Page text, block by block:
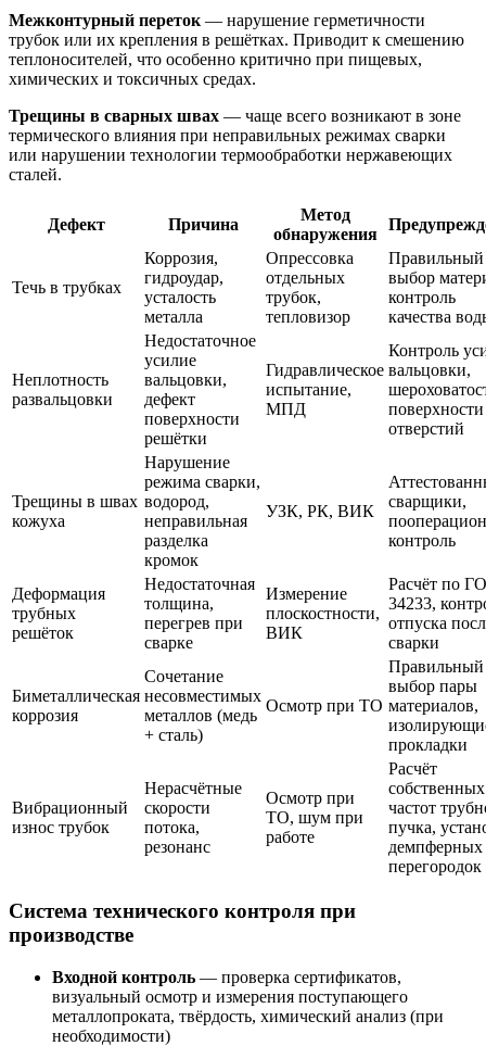
Межконтурный переток — нарушение герметичности
трубок или их крепления в решётках. Приводит к смешению
теплоносителей, что особенно критично при пищевых,
химических и токсичных средах.
Трещины в сварных швах — чаще всего возникают в зоне
термического влияния при неправильных режимах сварки
или нарушении технологии термообработки нержавеющих
сталей.
Дефект Причина
Метод
обнаружения
Течь в трубках
Коррозия,
гидроудар,
усталость
металла
Опрессовка
отдельных
трубок,
тепловизор
Правильный
выбор
контроль
качества
Неплотность
развальцовки
Недостаточное
усилие
вальцовки,
дефект
поверхности
решётки
Гидравлическое
испытание,
МПД
Контроль
вальцовки,
поверхности
отверстий
Трещины в швах
кожуха
Нарушение
режима сварки,
водород,
неправильная
разделка
кромок
УЗК, РК, ВИК
сварщики,
контроль
Деформация
трубных
решёток
Недостаточная
толщина,
перегрев при
сварке
Измерение
плоскостности,
ВИК
Расчёт по
34233,
отпуска
сварки
Биметаллическая
коррозия
Сочетание
несовместимых
металлов (медь
+ сталь)
Осмотр при ТО
Правильный
выбор пары
материалов,
прокладки
Вибрационный
износ трубок
Нерасчётные
скорости
потока,
резонанс
Осмотр при
ТО, шум при
работе
Расчёт
собственных
частот
пучка,
демпферных
перегородок
Система технического контроля при
производстве
Входной контроль — проверка сертификатов,
визуальный осмотр и измерения поступающего
металлопроката, твёрдость, химический анализ (при
необходимости)